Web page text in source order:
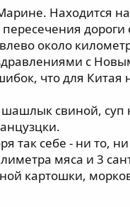
Находится
пересечения дороги
около
с
что для Китая
свиной, суп
так себе - ни то,
мяса и 3
картошки,